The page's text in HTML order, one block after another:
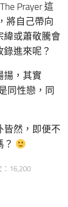
Prayer 這
將自己帶向
緯或蕭敬騰會
進來呢？
揚，其實
同性戀，同
皆然，即便不
：16,200